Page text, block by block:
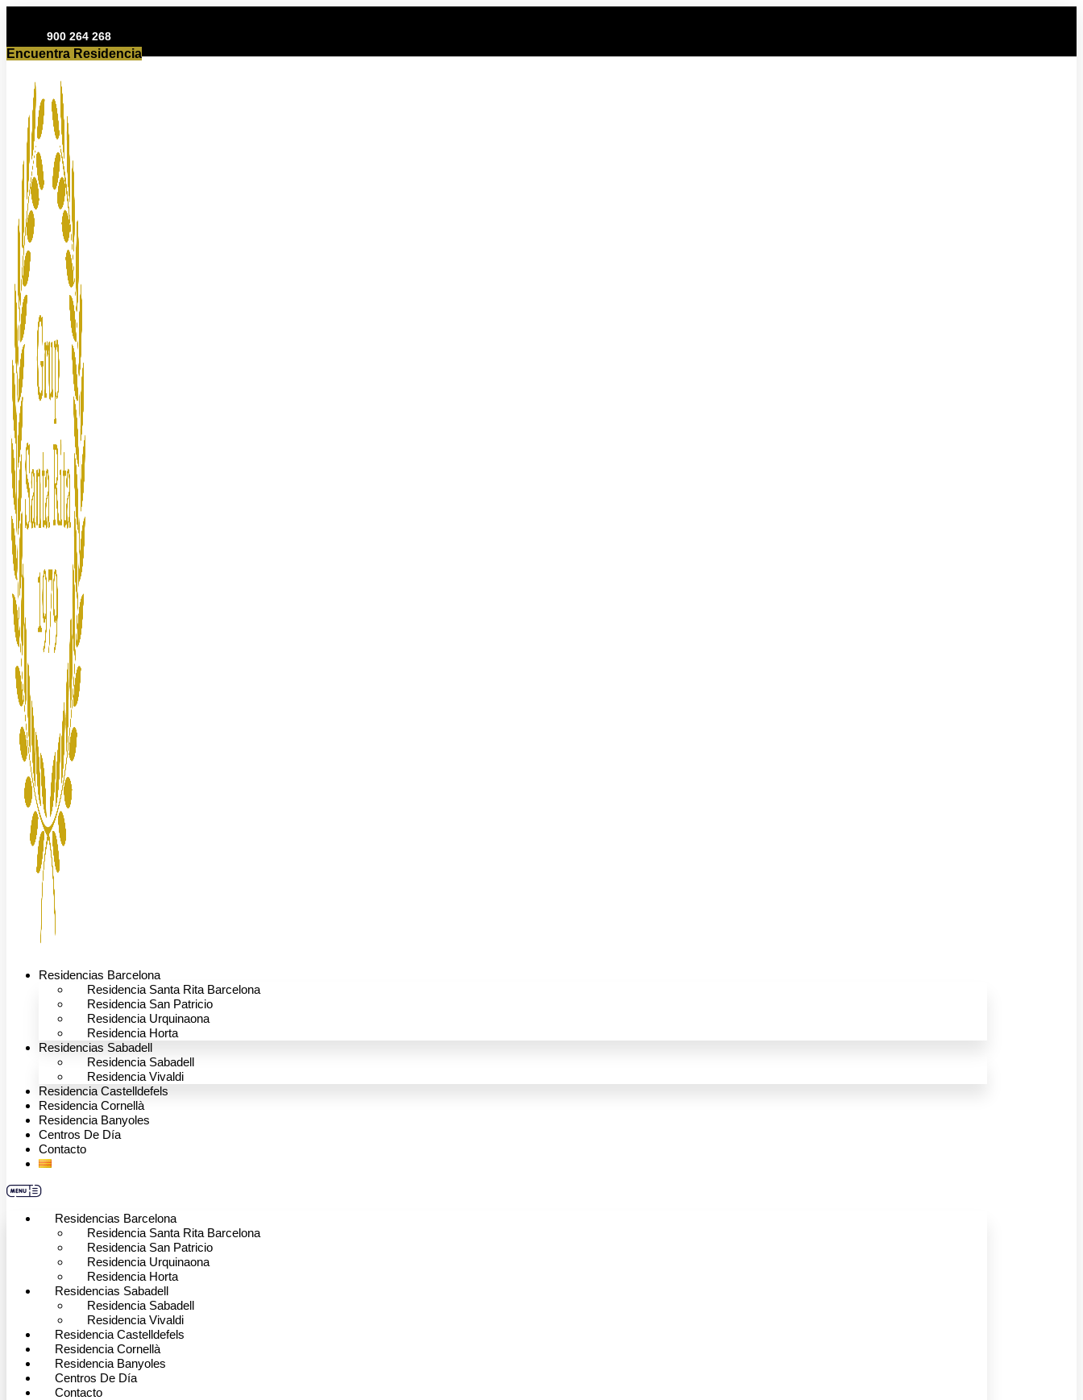
contenido900 264 268
Encuentra Residencia
Residencias Barcelona
Residencia Santa Rita Barcelona
Residencia San Patricio
Residencia Urquinaona
Residencia Horta
Residencias Sabadell
Residencia Sabadell
Residencia Vivaldi
Residencia Castelldefels
Residencia Cornellà
Residencia Banyoles
Centros De Día
Contacto
Residencias Barcelona
Residencia Santa Rita Barcelona
Residencia San Patricio
Residencia Urquinaona
Residencia Horta
Residencias Sabadell
Residencia Sabadell
Residencia Vivaldi
Residencia Castelldefels
Residencia Cornellà
Residencia Banyoles
Centros De Día
Contacto